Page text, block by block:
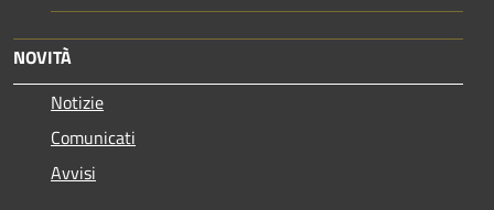
NOVITÀ
Notizie
Comunicati
Avvisi